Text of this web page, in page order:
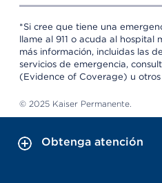
*Si cree que tiene una
llame al 911 o acuda al hospital
más información, incluidas las
servicios de emergencia,
(Evidence of Coverage) u
© 2025 Kaiser Permanente.
Obtenga atención